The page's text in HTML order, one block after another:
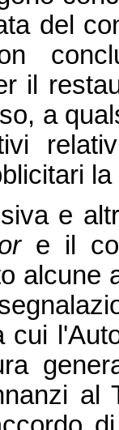
del
il
a
e
e il
alcune
cui
al